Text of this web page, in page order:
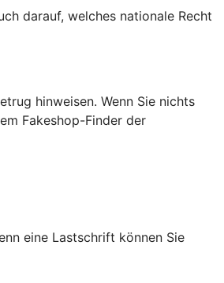
darauf, welches nationale Recht
hinweisen. Wenn Sie nichts
Fakeshop-Finder der
eine Lastschrift können Sie